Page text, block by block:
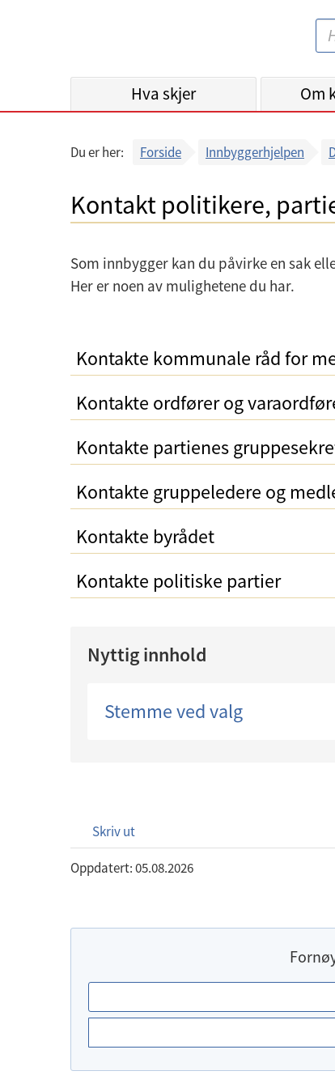
e
k
m
m
n
e
ø
k
:
Hva skjer Om
Du er her: Forside Innbyggerhjelpen
Kontakt politikere,
Som innbygger kan du påvirke en sak
Her er noen av mulighetene du har.
Kontakte kommunale råd for
Kontakte ordfører og
Kontakte partienes
Kontakte gruppeledere og
Kontakte byrådet
Kontakte politiske partier
Nyttig innhold
Stemme ved valg
Skriv ut
Oppdatert: 05.08.2026
E
r